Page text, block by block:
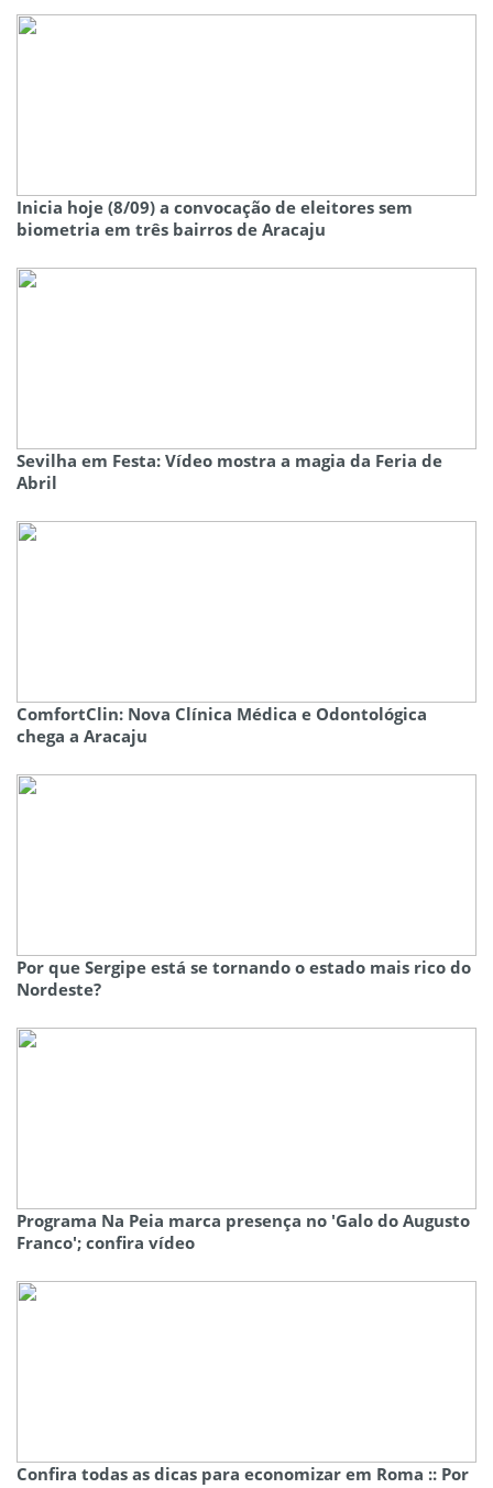
Inicia hoje (8/09) a convocação de eleitores sem
biometria em três bairros de Aracaju
Sevilha em Festa: Vídeo mostra a magia da Feria de
Abril
ComfortClin: Nova Clínica Médica e Odontológica
chega a Aracaju
Por que Sergipe está se tornando o estado mais rico do
Nordeste?
Programa Na Peia marca presença no 'Galo do Augusto
Franco'; confira vídeo
Confira todas as dicas para economizar em Roma :: Por